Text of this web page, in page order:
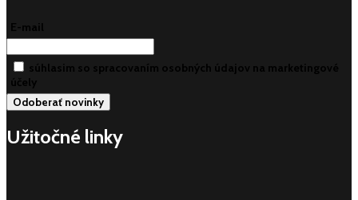
E-mail
súhlasim so spracovaním osobných údajov na marketingové
účely
Užitočné linky